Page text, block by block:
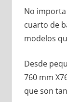
No
cuarto de
modelos
Desde
760 mm
que son